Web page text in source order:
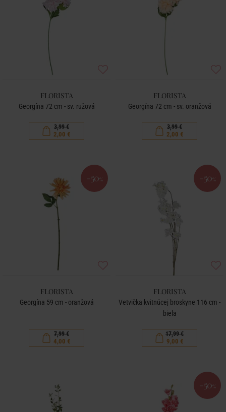
FLORISTA
Georgína 72 cm - sv. ružová
3,99 €
2,00 €
FLORISTA
Georgína 72 cm - sv. oranžová
3,99 €
2,00 €
-50 %
FLORISTA
Georgína 59 cm - oranžová
7,99 €
4,00 €
-50 %
FLORISTA
Vetvička kvitnúcej broskyne 116 cm -
biela
17,99 €
9,00 €
-50 %